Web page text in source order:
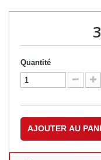
Quantité
AJOUTER AU